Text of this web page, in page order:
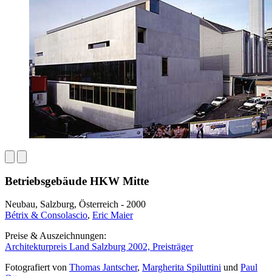
Betriebsgebäude HKW Mitte
Neubau, Salzburg, Österreich - 2000
Bétrix & Consolascio, Eric Maier
Preise & Auszeichnungen:
Architekturpreis Land Salzburg 2002, Preisträger
Fotografiert von Thomas Jantscher, Margherita Spiluttini und Paul